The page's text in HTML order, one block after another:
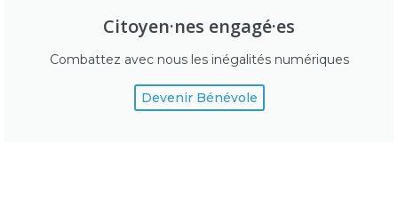
Citoyen·nes engagé·es
Combattez avec nous les inégalités numériques
Devenir Bénévole